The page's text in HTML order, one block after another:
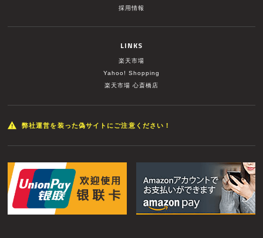
採用情報
LINKS
楽天市場
Yahoo! Shopping
楽天市場 心斎橋店
弊社運営を装った偽サイトにご注意ください！